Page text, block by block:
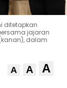
ditetapkan
jajaran
(kanan), dalam
A A A